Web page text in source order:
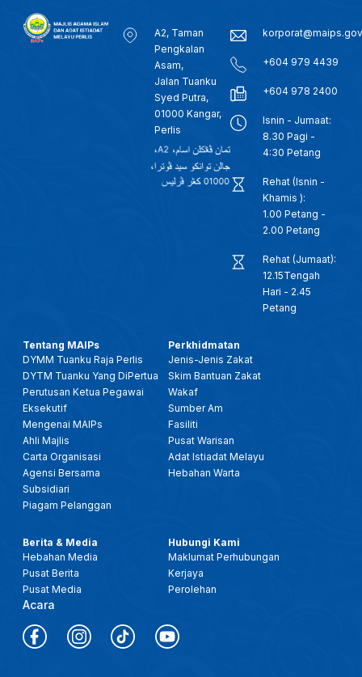
A2, Taman
Pengkalan
Asam,
Jalan Tuanku
Syed Putra,
01000 Kangar,
Perlis
+604 979 4439
+604 978 2400
Isnin - Jumaat:
8.30 Pagi -
4:30 Petang
Rehat (Isnin -
Khamis ):
1.00 Petang -
2.00 Petang
Rehat (Jumaat):
12.15Tengah
Hari - 2.45
Petang
Tentang MAIPs
DYMM Tuanku Raja Perlis
DYTM Tuanku Yang DiPertua
Perutusan Ketua Pegawai
Eksekutif
Mengenai MAIPs
Ahli Majlis
Carta Organisasi
Agensi Bersama
Subsidiari
Piagam Pelanggan
Perkhidmatan
Jenis-Jenis Zakat
Skim Bantuan Zakat
Wakaf
Sumber Am
Fasiliti
Pusat Warisan
Adat Istiadat Melayu
Hebahan Warta
Berita & Media
Hebahan Media
Pusat Berita
Pusat Media
Acara
Hubungi Kami
Maklumat Perhubungan
Kerjaya
Perolehan